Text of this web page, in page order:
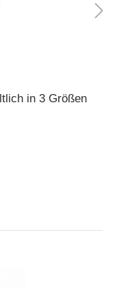
in 3 Größen